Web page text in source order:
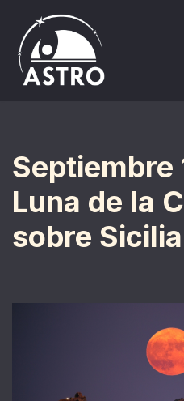
Saltar
al
contenido
Septiembre
Luna de la
sobre Sicilia